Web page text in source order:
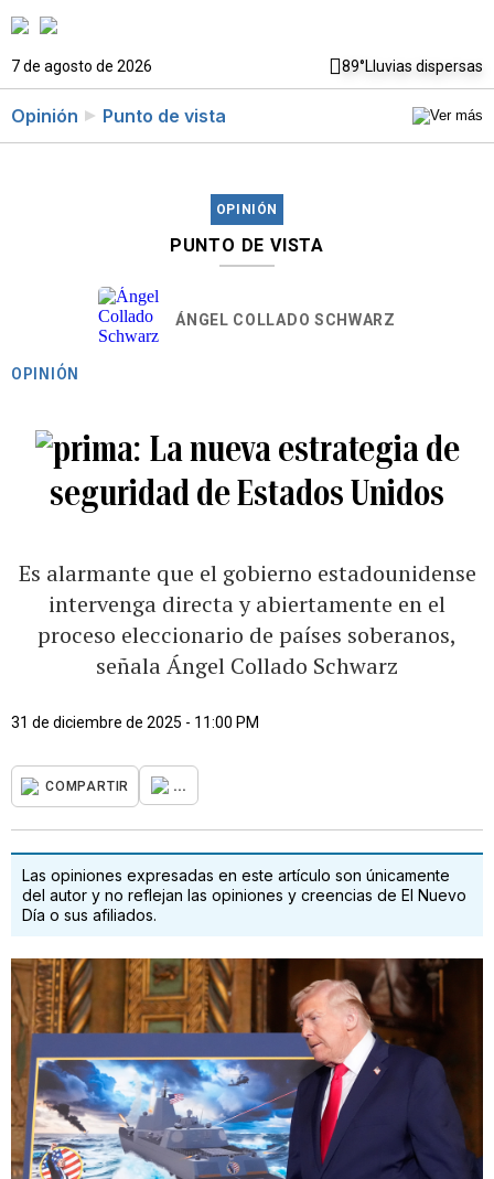
7 de agosto de 2026 89°Lluvias dispersas
Opinión Punto de vista
OPINIÓN
PUNTO DE VISTA
ÁNGEL COLLADO SCHWARZ
OPINIÓN
La nueva estrategia de
seguridad de Estados Unidos
Es alarmante que el gobierno estadounidense
intervenga directa y abiertamente en el
proceso eleccionario de países soberanos,
señala Ángel Collado Schwarz
31 de diciembre de 2025 - 11:00 PM
COMPARTIR ...
Las opiniones expresadas en este artículo son únicamente
del autor y no reflejan las opiniones y creencias de El Nuevo
Día o sus afiliados.